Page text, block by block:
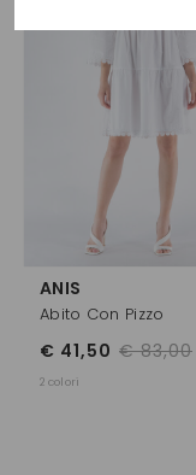
ANIS
Abito Con Pizzo
€ 83,00
€ 41,50
2 colori